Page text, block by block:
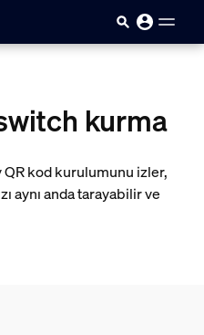
kurma
QR kod kurulumunu izler,
aynı anda tarayabilir ve